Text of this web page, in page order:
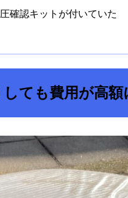
確認キットが付いていた
ても費用が高額